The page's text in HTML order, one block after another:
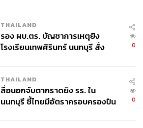
THAILAND
รอง ผบ.ตร. บัญชาการเหตุยิง
โรงเรียนเทพศิรินทร์ นนทบุรี สั่ง
0
THAILAND
สื่อนอกจับตากราดยิง รร. ใน
นนทบุรี ชี้ไทยมีอัตราครอบครองปืน
0